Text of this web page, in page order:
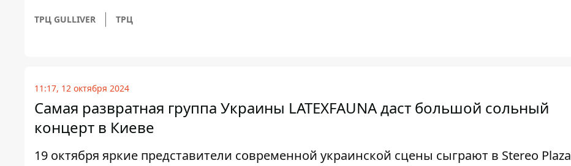
ТРЦ GULLIVER ТРЦ
11:17, 12 октября 2024
Самая развратная группа Украины LATEXFAUNA даст большой сольный
концерт в Киеве
19 октября яркие представители современной украинской сцены сыграют в Stereo Plaza